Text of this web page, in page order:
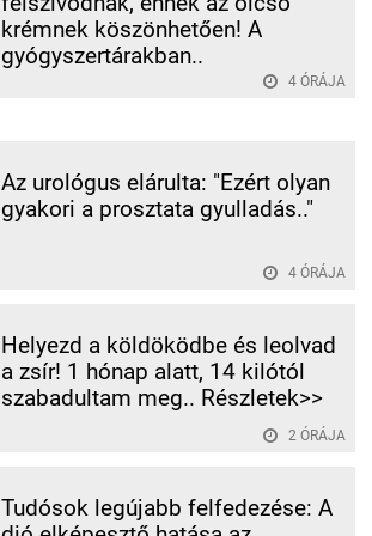
krémnek köszönhetően! A
gyógyszertárakban..
4 ÓRÁJA
Az urológus elárulta: "Ezért olyan
gyakori a prosztata gyulladás.."
4 ÓRÁJA
Helyezd a köldöködbe és leolvad
a zsír! 1 hónap alatt, 14 kilótól
szabadultam meg.. Részletek>>
2 ÓRÁJA
Tudósok legújabb felfedezése: A